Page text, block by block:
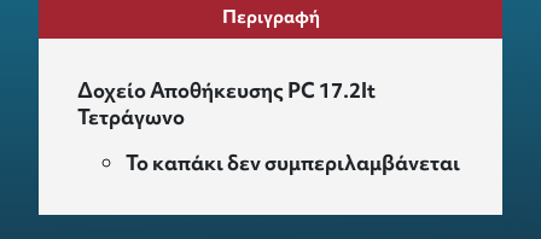
Περιγραφή
Δοχείο Αποθήκευσης PC 17.2lt
Τετράγωνο
Το καπάκι δεν συμπεριλαμβάνεται